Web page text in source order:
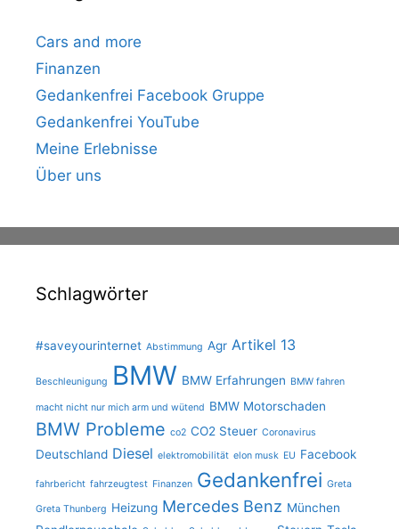
Cars and more
Finanzen
Gedankenfrei Facebook Gruppe
Gedankenfrei YouTube
Meine Erlebnisse
Über uns
Schlagwörter
#saveyourinternet Abstimmung Agr Artikel 13
Beschleunigung BMW BMW Erfahrungen BMW fahren
macht nicht nur mich arm und wütend BMW Motorschaden
BMW Probleme co2 CO2 Steuer Coronavirus
Deutschland Diesel elektromobilität elon musk EU Facebook
fahrbericht fahrzeugtest Finanzen Gedankenfrei Greta
Greta Thunberg Heizung Mercedes Benz München